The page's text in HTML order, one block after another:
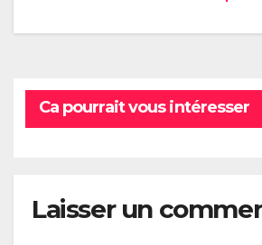
Ca pourrait vous intéresser
Laisser un